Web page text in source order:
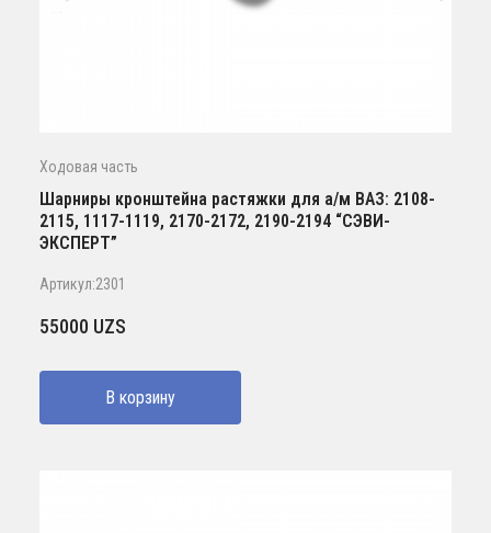
Ходовая часть
Шарниры кронштейна растяжки для а/м ВАЗ: 2108-
2115, 1117-1119, 2170-2172, 2190-2194 “СЭВИ-
ЭКСПЕРТ”
Артикул:2301
55000 UZS
В корзину